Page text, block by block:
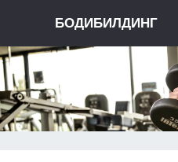
БОДИБИЛДИНГ